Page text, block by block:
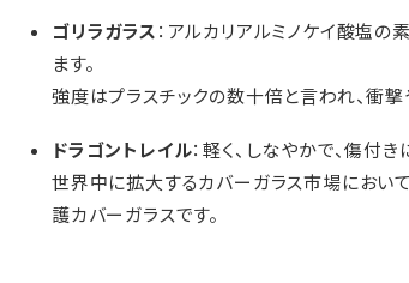
ゴリラガラス：アルカリアルミノケイ酸塩
ます。
強度はプラスチックの数十倍と言われ、衝撃
ドラゴントレイル：軽く、しなやかで、傷付
世界中に拡大するカバーガラス市場にお
護カバーガラスです。